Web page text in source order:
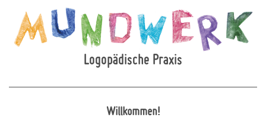
Logopädische Praxis
Willkommen!